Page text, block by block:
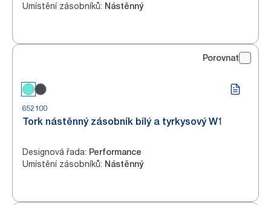
Umístění zásobníků: Nástěnný
Porovnat
652100
Tork nástěnný zásobník bílý a tyrkysový W1
Designová řada: Performance
Umístění zásobníků: Nástěnný